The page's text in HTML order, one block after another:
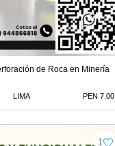
de Roca en Minería
LIMA PEN 7.00
1